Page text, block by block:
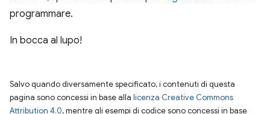
programmare.
In bocca al lupo!
Salvo quando diversamente specificato, i contenuti di questa
pagina sono concessi in base alla licenza Creative Commons
Attribution 4.0, mentre gli esempi di codice sono concessi in base